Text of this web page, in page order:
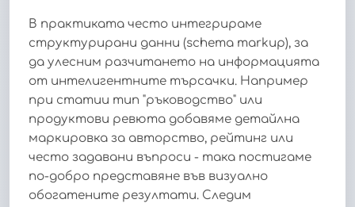
В практиката често интегрираме
структурирани данни (schema markup), за
да улесним разчитането на информацията
от интелигентните търсачки. Например
при статии тип "ръководство" или
продуктови ревюта добавяме детайлна
маркировка за авторство, рейтинг или
често задавани въпроси - така постигаме
по-добро представяне във визуално
обогатените резултати. Следим